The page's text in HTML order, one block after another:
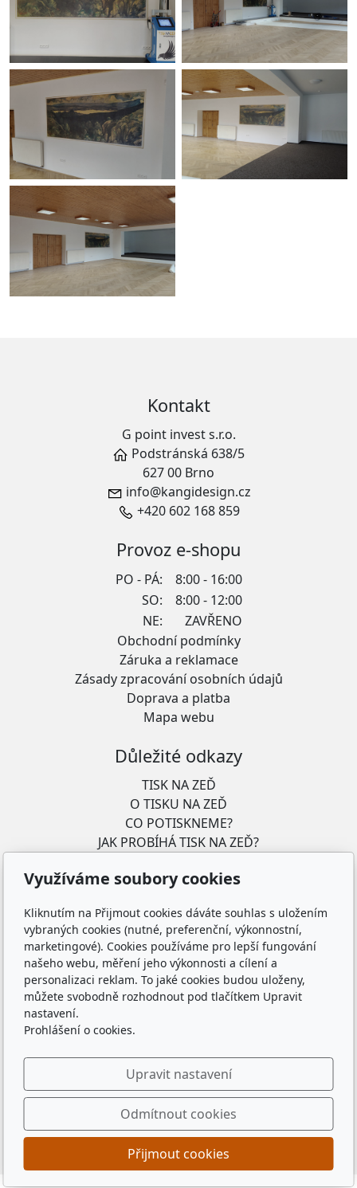
Kontakt
G point invest s.r.o.
Podstránská 638/5
627 00 Brno
info@kangidesign.cz
+420 602 168 859
Provoz e-shopu
PO - PÁ:
8:00 - 16:00
SO:
8:00 - 12:00
NE:
ZAVŘENO
Obchodní podmínky
Záruka a reklamace
Zásady zpracování osobních údajů
Doprava a platba
Mapa webu
Důležité odkazy
TISK NA ZEĎ
O TISKU NA ZEĎ
CO POTISKNEME?
JAK PROBÍHÁ TISK NA ZEĎ?
PROČ JE VÝHODNĚJŠÍ TISKNOUT PŘÍMO NA ZEĎ?
CO TO JE "UV TISK"?
POMOC S NÁVRHEM
PRODUKTY "TISK NA ZEĎ"
REALIZACE
Tyto stránky spravujeINSIDER
Využíváme soubory cookies
Kliknutím na Přijmout cookies dáváte souhlas s uložením
vybraných cookies (nutné, preferenční, výkonnostní,
marketingové). Cookies používáme pro lepší fungování
našeho webu, měření jeho výkonnosti a cílení a
personalizaci reklam. To jaké cookies budou uloženy,
můžete svobodně rozhodnout pod tlačítkem Upravit
nastavení.
Prohlášení o cookies.
Upravit nastavení
Odmítnout cookies
Přijmout cookies